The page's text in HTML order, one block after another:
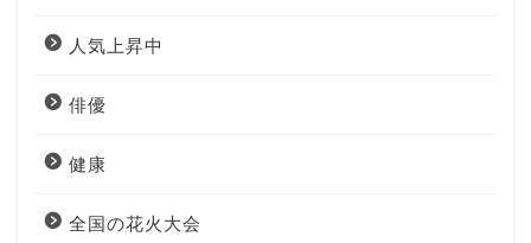
人気上昇中
俳優
健康
全国の花火大会